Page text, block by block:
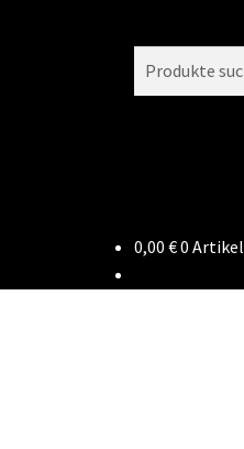
0,00 €0 Artikel